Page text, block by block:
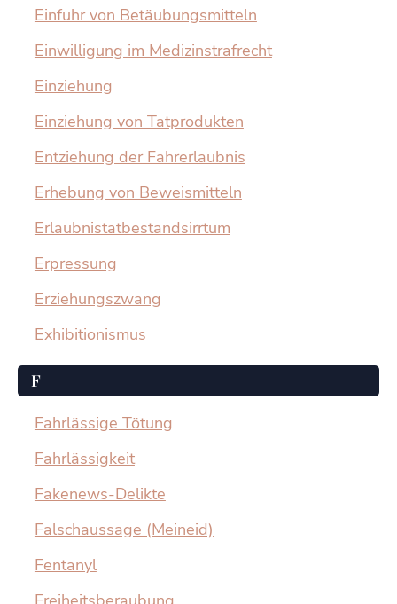
Einfuhr von Betäubungsmitteln
Einwilligung im Medizinstrafrecht
Einziehung
Einziehung von Tatprodukten
Entziehung der Fahrerlaubnis
Erhebung von Beweismitteln
Erlaubnistatbestandsirrtum
Erpressung
Erziehungszwang
Exhibitionismus
F
Fahrlässige Tötung
Fahrlässigkeit
Fakenews-Delikte
Falschaussage (Meineid)
Fentanyl